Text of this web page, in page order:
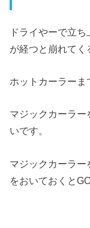
ドライやーで立
が経つと崩れてく
ホットカーラーま
マジックカーラ
いです。
マジックカーラ
をおいておくと